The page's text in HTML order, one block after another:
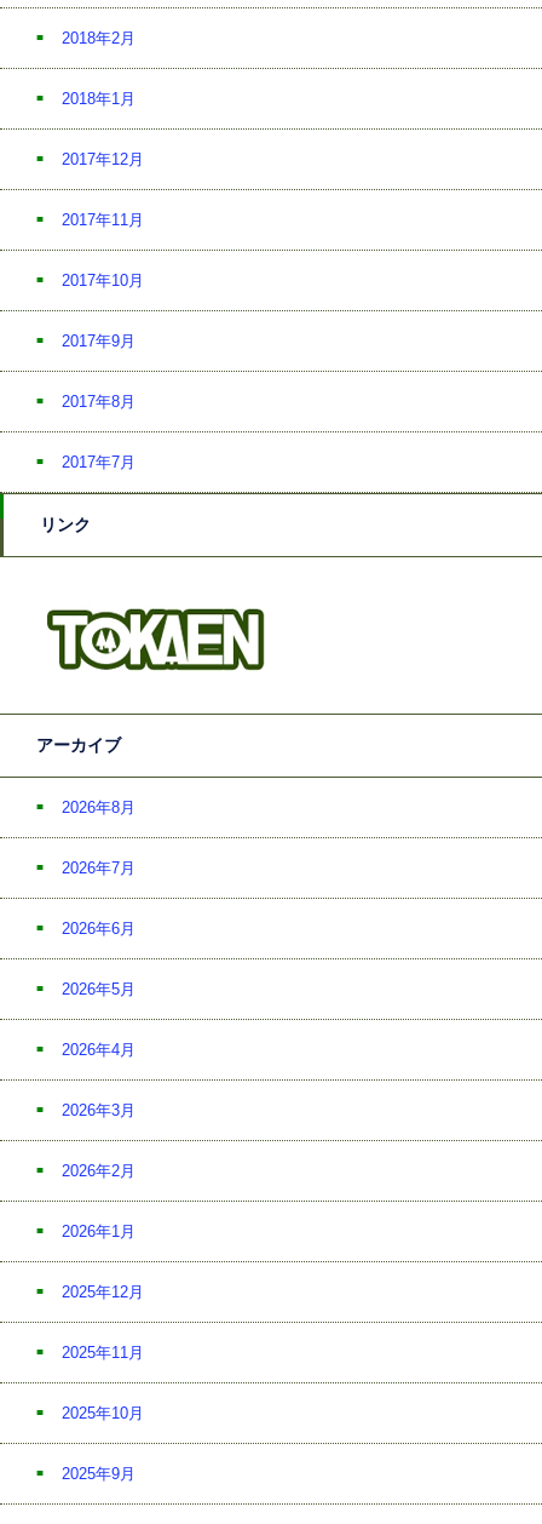
2018年2月
2018年1月
2017年12月
2017年11月
2017年10月
2017年9月
2017年8月
2017年7月
リンク
アーカイブ
2026年8月
2026年7月
2026年6月
2026年5月
2026年4月
2026年3月
2026年2月
2026年1月
2025年12月
2025年11月
2025年10月
2025年9月